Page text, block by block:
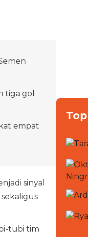
tiga gol
empat
sinyal
tubi tim